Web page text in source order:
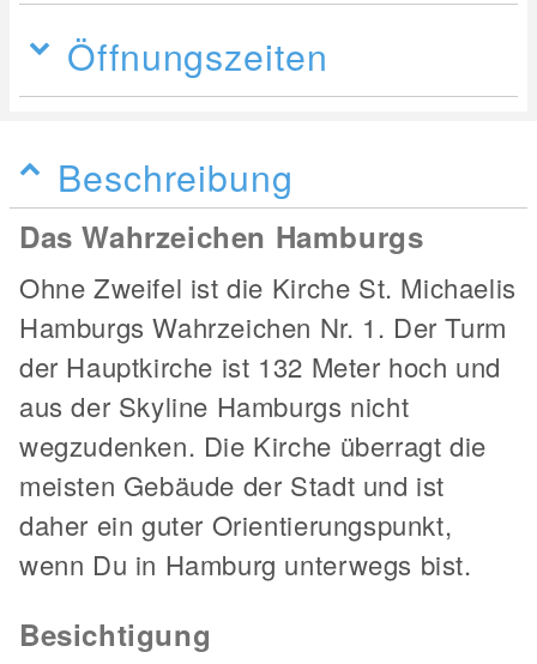
Öffnungszeiten
Beschreibung
Das Wahrzeichen Hamburgs
Ohne Zweifel ist die Kirche St. Michaelis
Hamburgs Wahrzeichen Nr. 1. Der Turm
der Hauptkirche ist 132 Meter hoch und
aus der Skyline Hamburgs nicht
wegzudenken. Die Kirche überragt die
meisten Gebäude der Stadt und ist
daher ein guter Orientierungspunkt,
wenn Du in Hamburg unterwegs bist.
Besichtigung